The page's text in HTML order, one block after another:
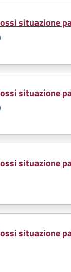
situazione
situazione
situazione
situazione